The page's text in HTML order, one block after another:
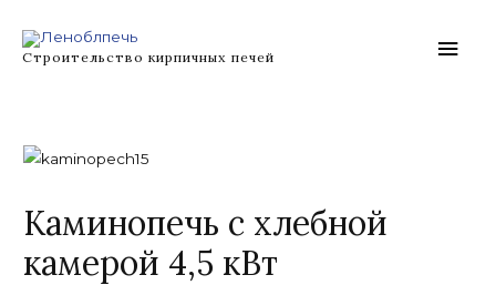
содержимому
Строительство кирпичных печей
Каминопечь с хлебной
камерой 4,5 кВт